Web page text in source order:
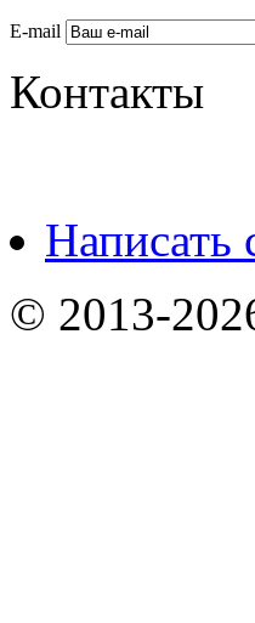
E-mail
Контакты
Написать
© 2013-